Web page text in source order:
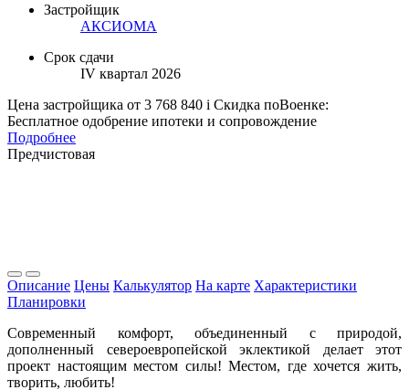
Застройщик
АКСИОМА
Срок сдачи
IV квартал 2026
Цена застройщика от 3 768 840 i Скидка поВоенке:
Бесплатное одобрение ипотеки и сопровождение
Подробнее
Предчистовая
Описание Цены Калькулятор На карте Характеристики
Планировки
Современный комфорт, объединенный с природой,
дополненный североевропейской эклектикой делает этот
проект настоящим местом силы! Местом, где хочется жить,
творить, любить!